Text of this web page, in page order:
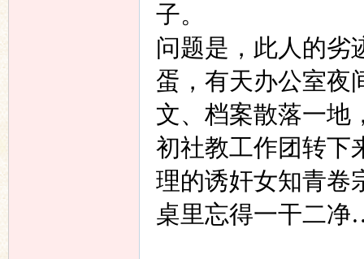
子。
问题是，此人的劣
蛋，有天办公室夜
文、档案散落一地
初社教工作团转下
理的诱奸女知青卷
桌里忘得一干二